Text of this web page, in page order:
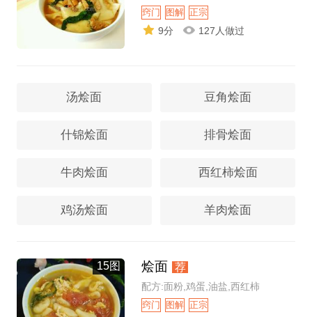
窍门 图解 正宗
9分 127人做过
汤烩面 豆角烩面
什锦烩面 排骨烩面
牛肉烩面 西红柿烩面
鸡汤烩面 羊肉烩面
15图 烩面 荐
配方:面粉,鸡蛋,油盐,西红柿
窍门 图解 正宗